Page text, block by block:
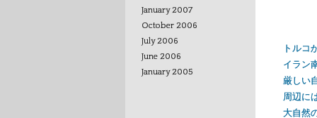
January 2007
October 2006
July 2006
June 2006
January 2005
トルコ
イラン
厳しい
周辺に
大自然